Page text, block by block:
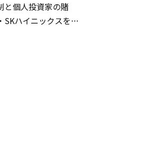
と個人投資家の賭
ハイニックスを巡